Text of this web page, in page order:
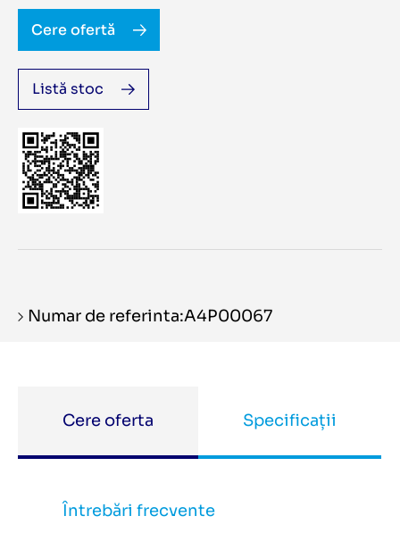
Cere ofertă
Listă stoc
Numar de referinta:A4P00067
Cere oferta Specificații
Întrebări frecvente